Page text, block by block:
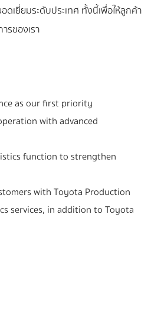
เยี่ยมระดับประเทศ ทั้งนี้เพื่อให้ลูกค้า
ารของเรา
as our first priority
with advanced
function to strengthen
with Toyota Production
services, in addition to Toyota